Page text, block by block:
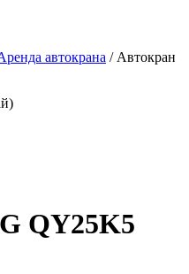
автокрана / Автокран
QY25K5